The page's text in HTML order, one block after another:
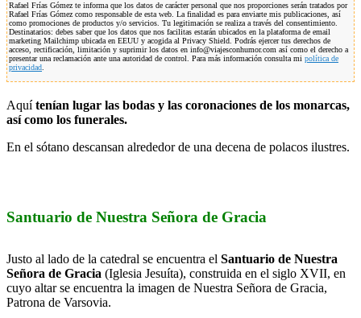
Rafael Frías Gómez te informa que los datos de carácter personal que nos proporciones serán tratados por
Rafael Frías Gómez como responsable de esta web. La finalidad es para enviarte mis publicaciones, así
como promociones de productos y/o servicios. Tu legitimación se realiza a través del consentimiento.
Destinatarios: debes saber que los datos que nos facilitas estarán ubicados en la plataforma de email
marketing Mailchimp ubicada en EEUU y acogida al Privacy Shield. Podrás ejercer tus derechos de
acceso, rectificación, limitación y suprimir los datos en info@viajesconhumor.com así como el derecho a
presentar una reclamación ante una autoridad de control. Para más información consulta mi política de
privacidad
Aquítenían lugar las bodas y las coronaciones de los monarcas,
así como los funerales.
En el sótano descansan alrededor de una decena de polacos ilustres.
Santuario de Nuestra Señora de Gracia
Justo al lado de la catedral se encuentra el Santuario de Nuestra
Señora de Gracia (Iglesia Jesuíta), construida en el siglo XVII, en
cuyo altar se encuentra la imagen de Nuestra Señora de Gracia,
Patrona de Varsovia.